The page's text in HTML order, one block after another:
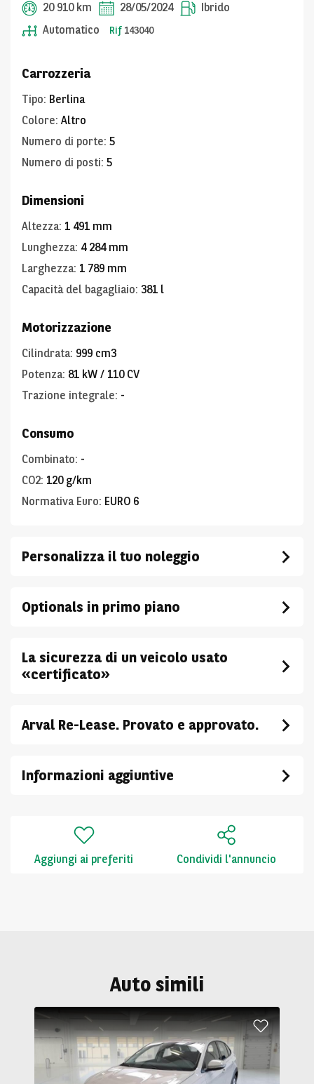
20 910 km 28/05/2024
Ibrido
Automatico
Rif 143040
Carrozzeria
Tipo: Berlina
Colore: Altro
Numero di porte: 5
Numero di posti: 5
Dimensioni
Altezza: 1 491 mm
Lunghezza: 4 284 mm
Larghezza: 1 789 mm
Capacità del bagagliaio: 381 l
Motorizzazione
Cilindrata: 999 cm3
Potenza: 81 kW / 110 CV
Trazione integrale: -
Consumo
Combinato: -
CO2: 120 g/km
Normativa Euro: EURO 6
Personalizza il tuo noleggio
Optionals in primo piano
La sicurezza di un veicolo usato
«certificato»
Arval Re-Lease. Provato e approvato.
Informazioni aggiuntive
Aggiungi ai preferiti Condividi l'annuncio
Auto simili